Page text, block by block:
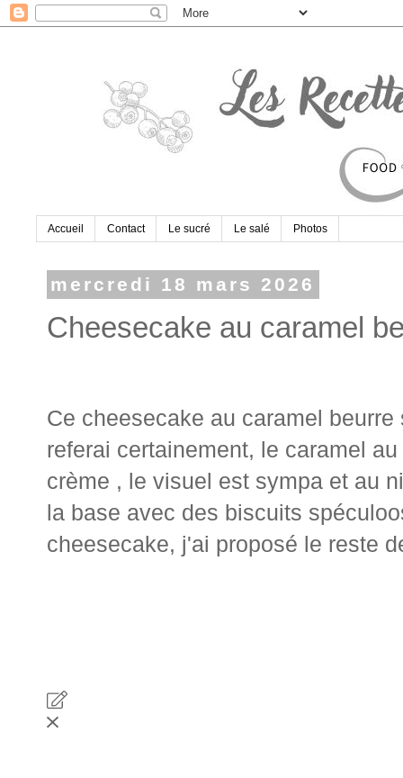
Accueil Contact Le sucré Le salé Photos
mercredi 18 mars 2026
Cheesecake au caramel
Ce cheesecake au caramel
referai certainement, le caramel
crème , le visuel est sympa et au
la base avec des biscuits
cheesecake, j'ai proposé le reste